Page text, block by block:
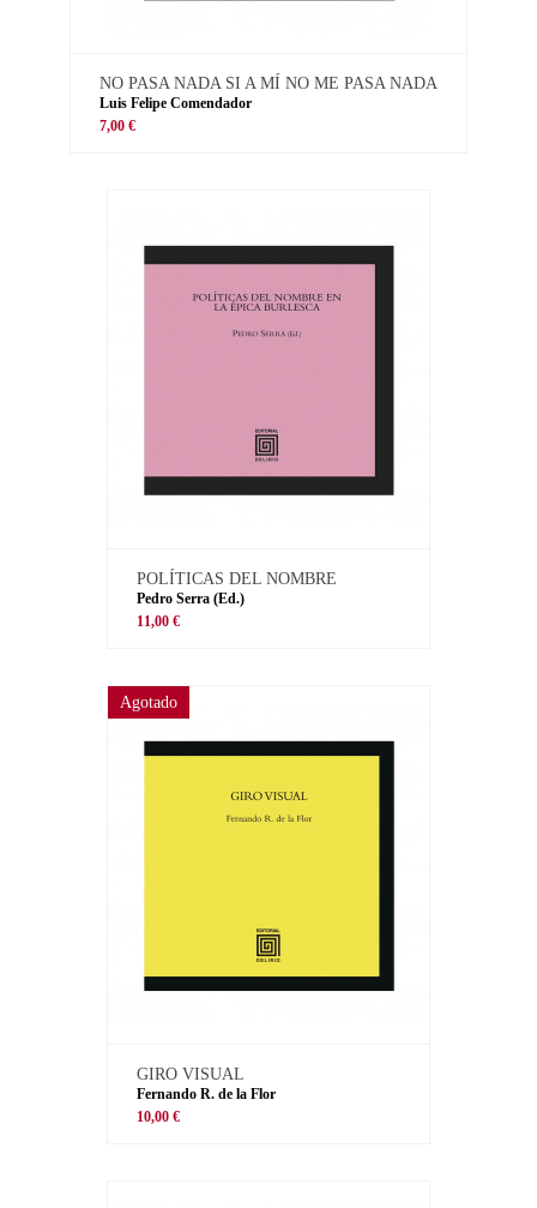
NO PASA NADA SI A MÍ NO ME PASA NADA
Luis Felipe Comendador
7,00 €
POLÍTICAS DEL NOMBRE
Pedro Serra (Ed.)
11,00 €
Agotado
GIRO VISUAL
Fernando R. de la Flor
10,00 €